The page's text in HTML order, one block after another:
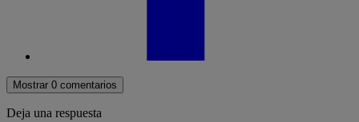
Mostrar 0 comentarios
Deja una respuesta